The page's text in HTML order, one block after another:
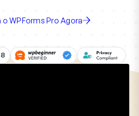
WPForms Pro Agora